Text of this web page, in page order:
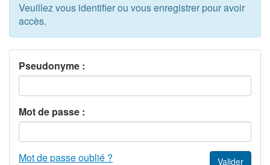
Veuillez vous identifier ou vous enregistrer pour avoir
accès.
Pseudonyme :
Mot de passe :
Mot de passe oublié ?